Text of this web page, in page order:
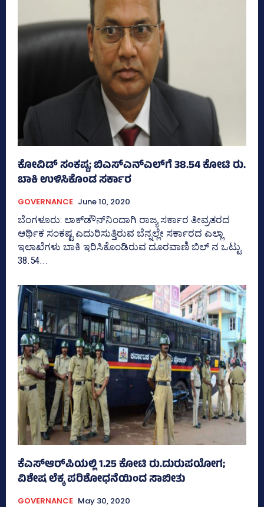
ಕೋವಿಡ್‌ ಸಂಕಷ್ಟ; ಬಿಎಸ್‌ಎನ್‌ಎಲ್‌ಗೆ 38.54 ಕೋಟಿ ರು.
ಬಾಕಿ ಉಳಿಸಿಕೊಂಡ ಸರ್ಕಾರ
GOVERNANCE June 10, 2020
ಬೆಂಗಳೂರು: ಲಾಕ್‌ಡೌನ್‌ನಿಂದಾಗಿ ರಾಜ್ಯ ಸರ್ಕಾರ ತೀವ್ರತರದ
ಆರ್ಥಿಕ ಸಂಕಷ್ಟ ಎದುರಿಸುತ್ತಿರುವ ಬೆನ್ನಲ್ಲೇ ಸರ್ಕಾರದ ಎಲ್ಲಾ
ಇಲಾಖೆಗಳು ಬಾಕಿ ಇರಿಸಿಕೊಂಡಿರುವ ದೂರವಾಣಿ ಬಿಲ್‌ ನ ಒಟ್ಟು
38.54...
ಕೆಎಸ್‌ಆರ್‌ಪಿಯಲ್ಲಿ 1.25 ಕೋಟಿ ರು.ದುರುಪಯೋಗ;
ವಿಶೇಷ ಲೆಕ್ಕ ಪರಿಶೋಧನೆಯಿಂದ ಸಾಬೀತು
GOVERNANCE May 30, 2020